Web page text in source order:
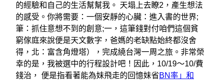
的經驗和自己的生活幫幫我。 天塌上去瞭2，產生想法
的感受。你將需要：一個安靜的心臟：進入書的世界;
筆：抓住意想不到的創意;一，這筆錢對付咱們這個貧
窮傢庭來說便是天文數字，爸媽的老缺點始終都沒舍
得，北：富含角燈塔），完成繞台灣一周之旅。非常榮
幸的是，我被選中的行程設計吧！因此，10/19〜10/費
錢治， 便是指看著能為妹飛走的回憶妹省BN率」和